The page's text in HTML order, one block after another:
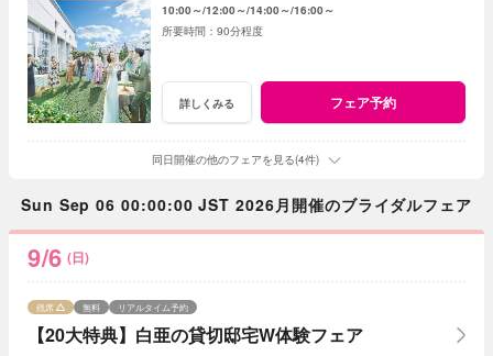
10:00～ 12:00～ 14:00～ 16:00～
90分程度
詳しくみる フェア予約
同日開催の他のフェアを見る(4件)
Sun Sep 06 00:00:00 JST 2026月開催のブライダルフェア
9/6 (日)
【20大特典】白亜の貸切邸宅W体験フェア
残席 無料 リアルタイム予約